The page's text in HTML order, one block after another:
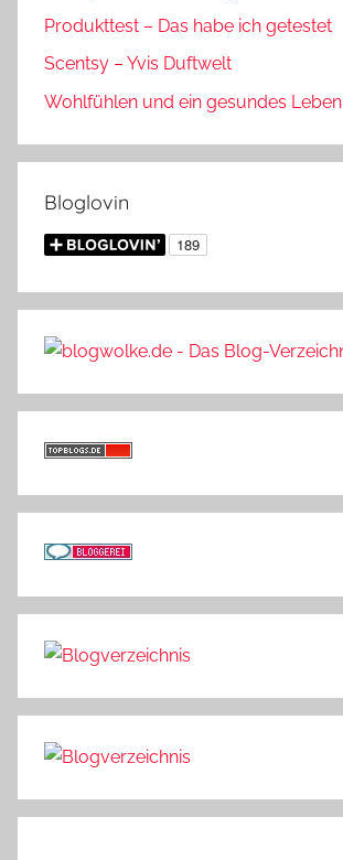
Produkttest – Das habe ich getestet
Scentsy – Yvis Duftwelt
Wohlfühlen und ein gesundes Leben
Bloglovin